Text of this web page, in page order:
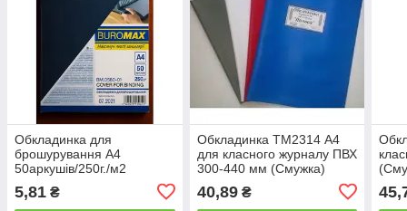
Обкладинка для
брошурування А4
50аркушів/250г./м2
5,81 ₴
Обкладинка ТМ2314 А4
для класного журналу ПВХ
300-440 мм (Смужка)
40,89₴